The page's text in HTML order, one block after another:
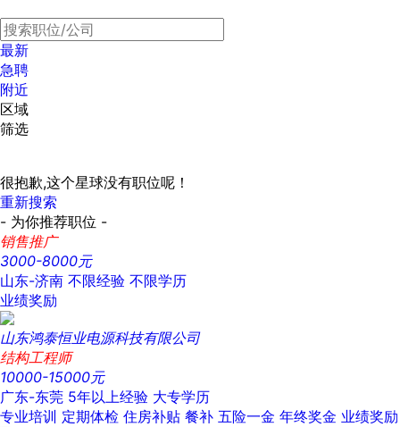
最新
急聘
附近
区域
筛选
很抱歉,这个星球没有职位呢！
重新搜索
- 为你推荐职位 -
销售推广
3000-8000元
山东-济南 不限经验 不限学历
业绩奖励
山东鸿泰恒业电源科技有限公司
结构工程师
10000-15000元
广东-东莞 5年以上经验 大专学历
专业培训 定期体检 住房补贴 餐补 五险一金 年终奖金 业绩奖励